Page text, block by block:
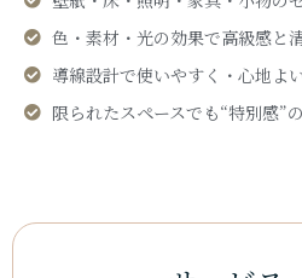
色・素材・光の効果で高級感と
導線設計で使いやすく・心地よ
限られたスペースでも“特別感”